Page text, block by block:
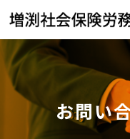
お問い